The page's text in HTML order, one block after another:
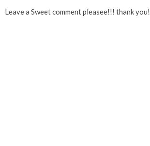
Leave a Sweet comment pleasee!!! thank you!